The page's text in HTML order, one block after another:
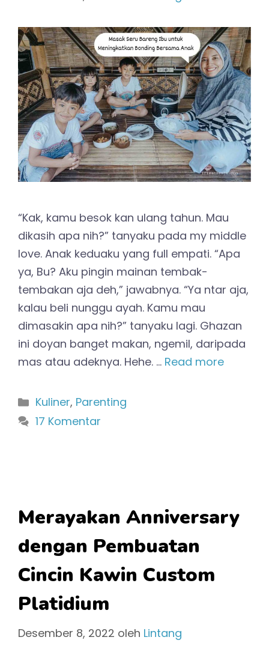
“Kak, kamu besok kan ulang tahun. Mau
dikasih apa nih?” tanyaku pada my middle
love. Anak keduaku yang full empati. “Apa
ya, Bu? Aku pingin mainan tembak-
tembakan aja deh,” jawabnya. “Ya ntar aja,
kalau beli nunggu ayah. Kamu mau
dimasakin apa nih?” tanyaku lagi. Ghazan
ini doyan banget makan, ngemil, daripada
mas atau adeknya. Hehe. … Read more
Kategori
Kuliner, Parenting
17 Komentar
Merayakan Anniversary
dengan Pembuatan
Cincin Kawin Custom
Platidium
Desember 8, 2022 oleh Lintang